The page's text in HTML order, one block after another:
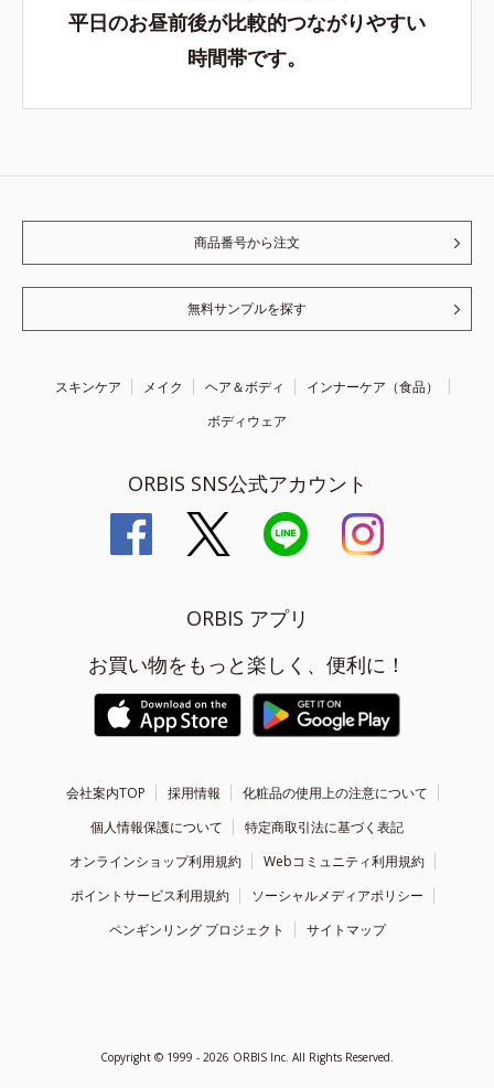
平日のお昼前後が比較的つながりやすい
時間帯です。
商品番号から注文
無料サンプルを探す
スキンケア メイク ヘア＆ボディ
インナーケア（食品）
ボディウェア
ORBIS SNS公式アカウント
ORBIS アプリ
お買い物をもっと楽しく、便利に！
会社案内TOP 採用情報
化粧品の使用上の注意について
個人情報保護について
特定商取引法に基づく表記
オンラインショップ利用規約
Webコミュニティ利用規約
ポイントサービス利用規約
ソーシャルメディアポリシー
ペンギンリング プロジェクト
サイトマップ
Copyright © 1999 - 2026 ORBIS Inc. All Rights Reserved.